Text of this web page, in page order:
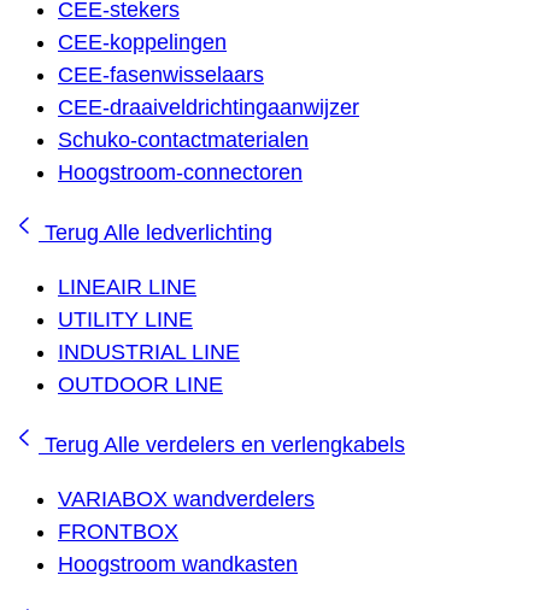
CEE-stekers
CEE-koppelingen
CEE-fasenwisselaars
CEE-draaiveldrichtingaanwijzer
Schuko-contactmaterialen
Hoogstroom-connectoren
Terug Alle ledverlichting
LINEAIR LINE
UTILITY LINE
INDUSTRIAL LINE
OUTDOOR LINE
Terug Alle verdelers en verlengkabels
VARIABOX wandverdelers
FRONTBOX
Hoogstroom wandkasten